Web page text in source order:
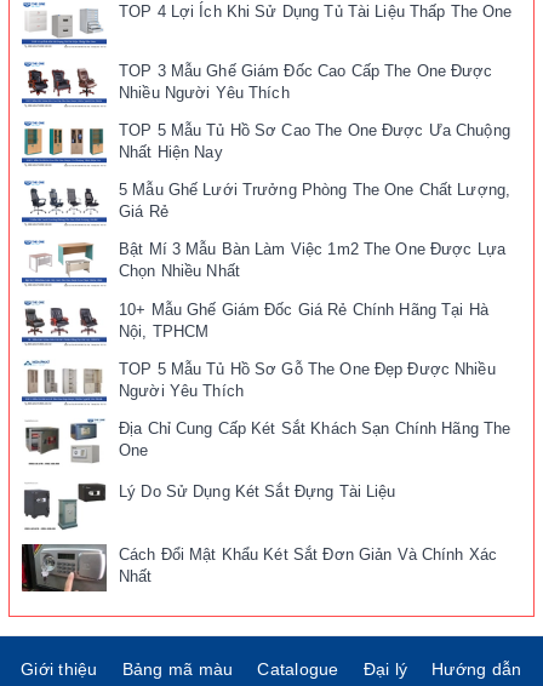
TOP 4 Lợi Ích Khi Sử Dụng Tủ Tài Liệu Thấp The One
TOP 3 Mẫu Ghế Giám Đốc Cao Cấp The One Được
Nhiều Người Yêu Thích
TOP 5 Mẫu Tủ Hồ Sơ Cao The One Được Ưa Chuộng
Nhất Hiện Nay
5 Mẫu Ghế Lưới Trưởng Phòng The One Chất Lượng,
Giá Rẻ
Bật Mí 3 Mẫu Bàn Làm Việc 1m2 The One Được Lựa
Chọn Nhiều Nhất
10+ Mẫu Ghế Giám Đốc Giá Rẻ Chính Hãng Tại Hà
Nội, TPHCM
TOP 5 Mẫu Tủ Hồ Sơ Gỗ The One Đẹp Được Nhiều
Người Yêu Thích
Địa Chỉ Cung Cấp Két Sắt Khách Sạn Chính Hãng The
One
Lý Do Sử Dụng Két Sắt Đựng Tài Liệu
Cách Đổi Mật Khẩu Két Sắt Đơn Giản Và Chính Xác
Nhất
Giới thiệu Bảng mã màu Catalogue Đại lý
Hướng dẫn